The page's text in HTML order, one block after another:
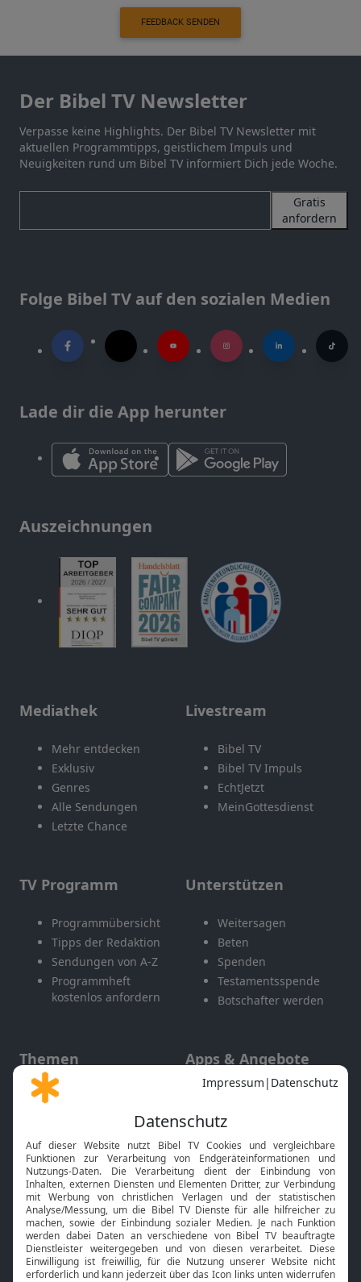
FEEDBACK SENDEN
Der Bibel TV Newsletter
Verpasse keine Highlights. Der Bibel TV Newsletter mit
aktuellen Programmtipps, geistlichem Impuls und
Neuigkeiten rund um Bibel TV informiert Dich jede Woche.
Gratis
anfordern
Folge Bibel TV auf den sozialen Medien
Lade dir die App herunter
Auszeichnungen
Mediathek
Mehr entdecken
Exklusiv
Genres
Alle Sendungen
Letzte Chance
Livestream
Bibel TV
Bibel TV Impuls
EchtJetzt
MeinGottesdienst
TV Programm
Programmübersicht
Tipps der Redaktion
Sendungen von A-Z
Programmheft
kostenlos anfordern
Unterstützen
Weitersagen
Beten
Spenden
Testamentsspende
Botschafter werden
Themen
Gott und Bibel erklärt
Neuigkeiten
Apps & Angebote
Mobile App
Smart TV
HbbTV
Bibelthek Online-Bibel
Nächster Gottesdienst
Bibel TV Service